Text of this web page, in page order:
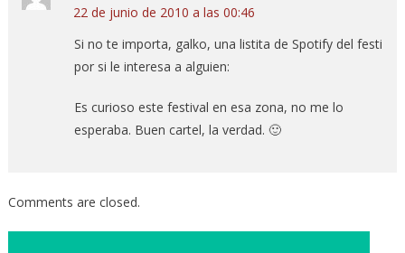
22 de junio de 2010 a las 00:46
Si no te importa, galko, una listita de Spotify del festi
por si le interesa a alguien:
Es curioso este festival en esa zona, no me lo
esperaba. Buen cartel, la verdad. 🙂
Comments are closed.